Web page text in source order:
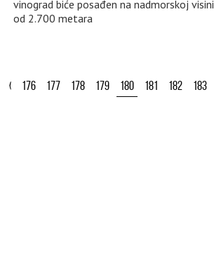
vinograd biće posađen na nadmorskoj visini
od 2.700 metara
‹ 176 177 178 179 180 181 182 183